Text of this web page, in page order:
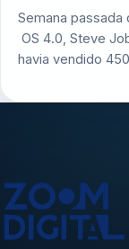
Semana passada
OS 4.0, Steve
havia vendido